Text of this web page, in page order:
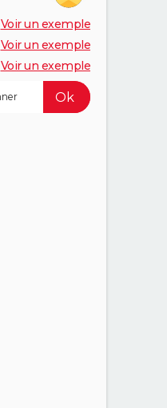
Voir un exemple
Voir un exemple
Voir un exemple